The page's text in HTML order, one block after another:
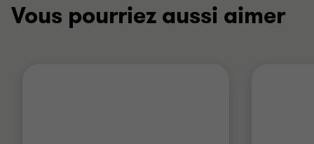
Vous pourriez aussi aimer